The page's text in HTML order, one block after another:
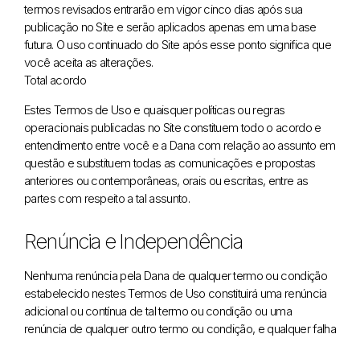
termos revisados ​​entrarão em vigor cinco dias após sua
publicação no Site e serão aplicados apenas em uma base
futura. O uso continuado do Site após esse ponto significa que
você aceita as alterações.
Total acordo
Estes Termos de Uso e quaisquer políticas ou regras
operacionais publicadas no Site constituem todo o acordo e
entendimento entre você e a Dana com relação ao assunto em
questão e substituem todas as comunicações e propostas
anteriores ou contemporâneas, orais ou escritas, entre as
partes com respeito a tal assunto.
Renúncia e Independência
Nenhuma renúncia pela Dana de qualquer termo ou condição
estabelecido nestes Termos de Uso constituirá uma renúncia
adicional ou contínua de tal termo ou condição ou uma
renúncia de qualquer outro termo ou condição, e qualquer falha